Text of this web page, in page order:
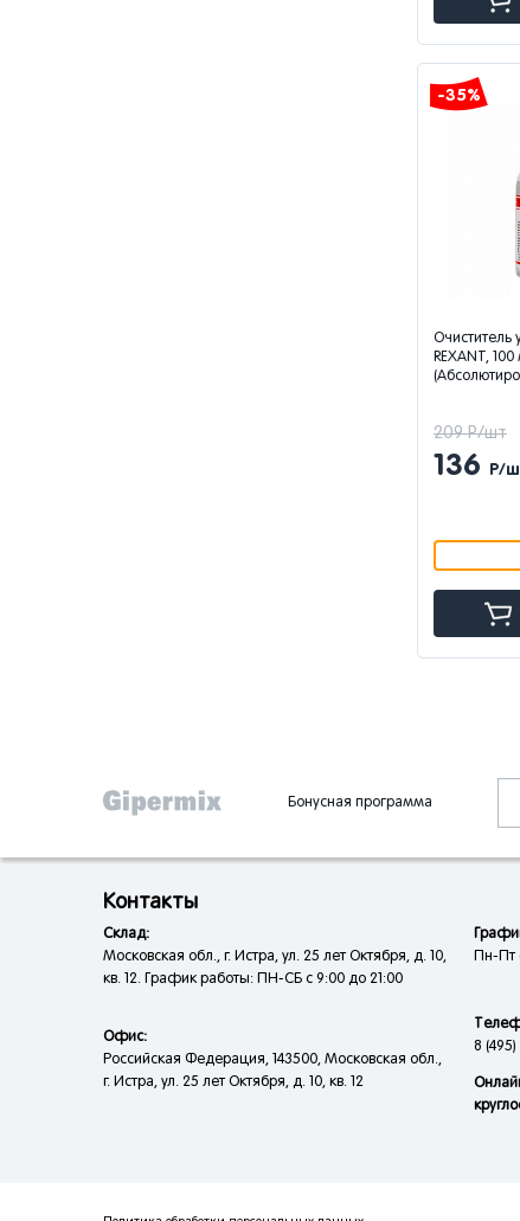
-35%
Очиститель
REXANT,
209 Р/шт
136 Р/
Бонусная программа
Контакты
Склад:
Московская обл., г. Истра, ул. 25 лет Октября, д. 10,
кв. 12. График работы: ПН-СБ с 9:00 до 21:00
Офис:
Российская Федерация, 143500, Московская обл.,
г. Истра, ул. 25 лет Октября, д. 10, кв. 12
Пн-Пт
8